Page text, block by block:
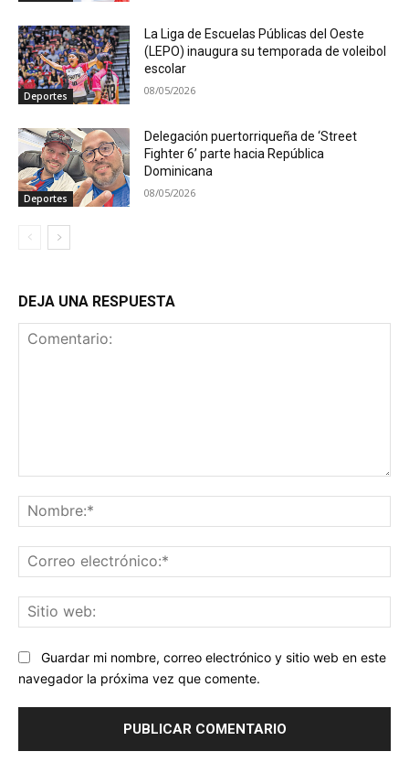
Deportes
La Liga de Escuelas Públicas del Oeste
(LEPO) inaugura su temporada de voleibol
escolar
08/05/2026
Deportes
Delegación puertorriqueña de ‘Street
Fighter 6’ parte hacia República
Dominicana
08/05/2026
DEJA UNA RESPUESTA
Guardar mi nombre, correo electrónico y sitio web en este
navegador la próxima vez que comente.